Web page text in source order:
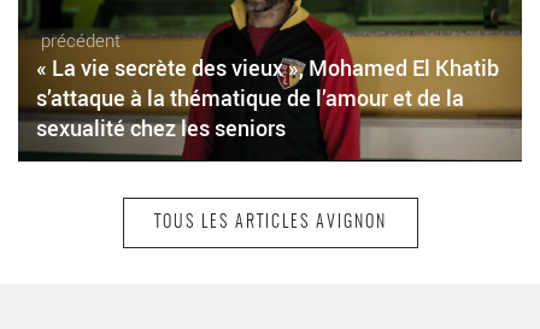
précédent
« La vie secrète des vieux », Mohamed El Khatib
s’attaque à la thématique de l’amour et de la
sexualité chez les seniors
TOUS LES ARTICLES AVIGNON